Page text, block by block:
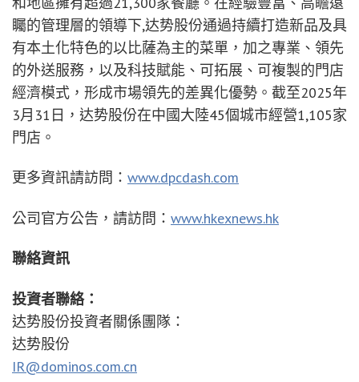
矚的管理層的領導下,达势股份通過持續打造新品及具
有本土化特色的以比薩為主的菜單，加之專業、領先
的外送服務，以及科技賦能、可拓展、可複製的門店
經濟模式，形成市場領先的差異化優勢。截至2025年
3月31日，达势股份在中國大陸45個城市經營1,105家
門店。
更多資訊請訪問： www.dpcdash.com
公司官方公告，請訪問： www.hkexnews.hk
聯絡資訊
投資者聯絡：
达势股份投資者關係團隊：
达势股份
IR@dominos.com.cn